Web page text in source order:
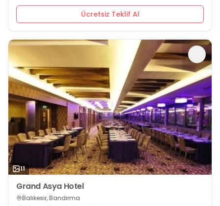
Ücretsiz Teklif Al
11
Grand Asya Hotel
Balıkesir, Bandırma